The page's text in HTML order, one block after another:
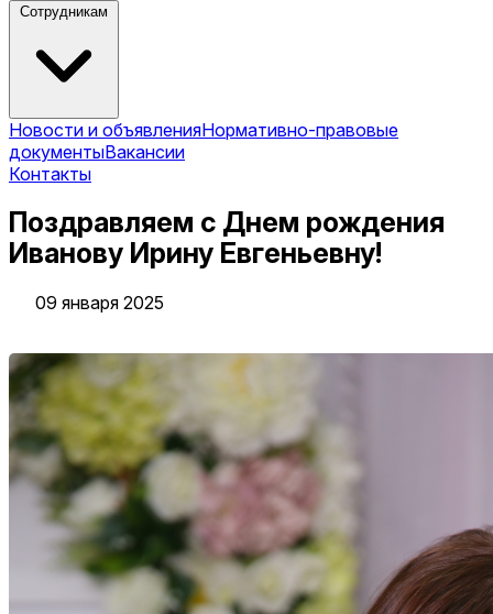
Сотрудникам
Новости и объявленияНормативно-правовые
документыВакансии
Контакты
Поздравляем с Днем рождения
Иванову Ирину Евгеньевну!
09 января 2025